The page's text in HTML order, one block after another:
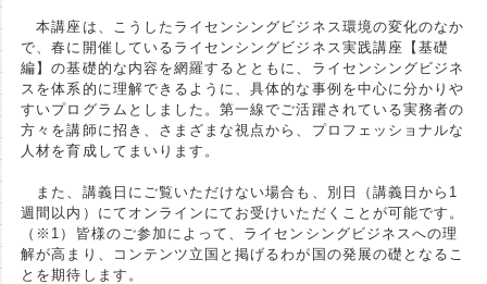
本講座は、こうしたライセンシングビジネス環境の変化のなか
で、春に開催しているライセンシングビジネス実践講座【基礎
編】の基礎的な内容を網羅するとともに、ライセンシングビジネ
スを体系的に理解できるように、具体的な事例を中心に分かりや
すいプログラムとしました。第一線でご活躍されている実務者の
方々を講師に招き、さまざまな視点から、プロフェッショナルな
人材を育成してまいります。
また、講義日にご覧いただけない場合も、別日（講義日から1
週間以内）にてオンラインにてお受けいただくことが可能です。
（※1）皆様のご参加によって、ライセンシングビジネスへの理
解が高まり、コンテンツ立国と掲げるわが国の発展の礎となるこ
とを期待します。